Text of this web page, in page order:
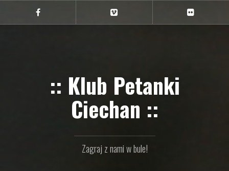
treści
Ciechan
na
na
na
:: Klub Petanki
Ciechan ::
Zagraj z nami w bule!